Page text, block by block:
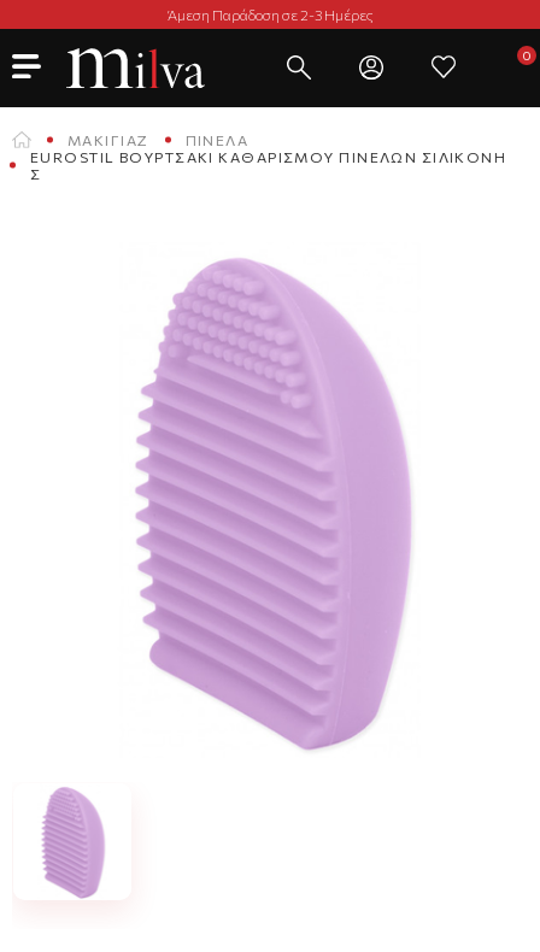
Άμεση Παράδοση σε 2-3 Ημέρες
ΜΑΚΙΓΙΆΖ
ΠΙΝΈΛΑ
EUROSTIL ΒΟΥΡΤΣΑΚΙ ΚΑΘΑΡΙΣΜΟΥ ΠΙΝΕΛΩΝ ΣΙΛΙΚΟΝΗ
Σ